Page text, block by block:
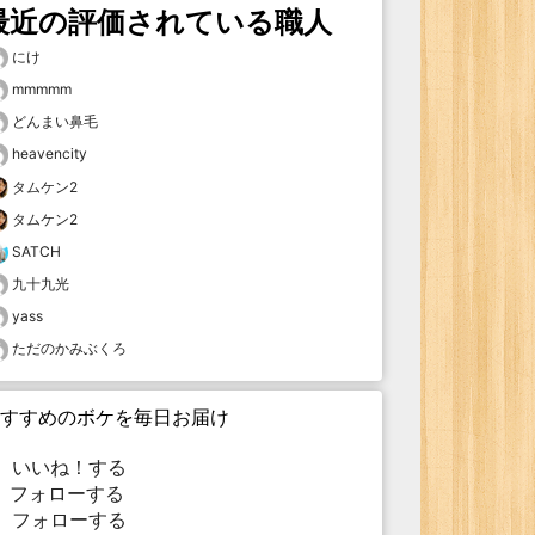
近の評価されている職人
にけ
mmmmm
どんまい鼻毛
heavencity
タムケン2
タムケン2
SATCH
九十九光
yass
ただのかみぶくろ
すめのボケを毎日お届け
いいね！する
ォローする
フォローする